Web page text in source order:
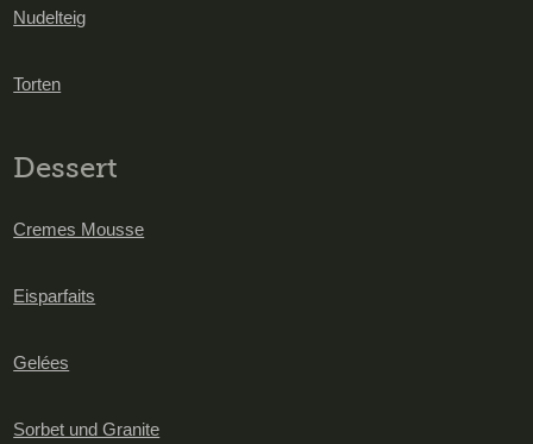
Nudelteig
Torten
Dessert
Cremes Mousse
Eisparfaits
Gelées
Sorbet und Granite